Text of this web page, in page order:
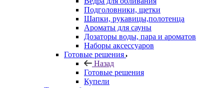
Подголовники, щетки
Шапки, рукавицы,полотенца
Ароматы для сауны
Дозаторы воды, пара и ароматов
Наборы аксессуаров
Готовые решения
Назад
Готовые решения
Купели